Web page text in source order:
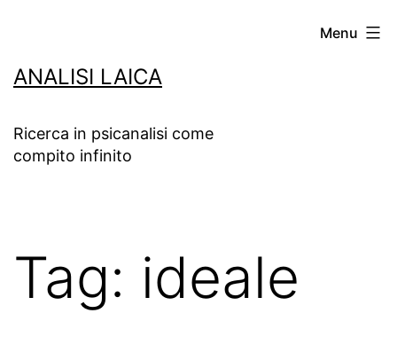
contenuto
ANALISI LAICA
Ricerca in psicanalisi come
compito infinito
Menu
Tag: ideale